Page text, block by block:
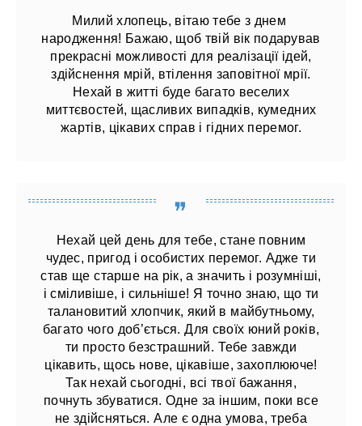
Милий хлопець, вітаю тебе з днем ​​
народження! Бажаю, щоб твій вік подарував
прекрасні можливості для реалізації ідей,
здійснення мрій, втілення заповітної мрії.
Нехай в житті буде багато веселих
миттєвостей, щасливих випадків, кумедних
жартів, цікавих справ і гідних перемог.
Нехай цей день для тебе, стане повним
чудес, пригод і особистих перемог. Адже ти
став ще старше на рік, а значить і розумніші,
і сміливіше, і сильніше! Я точно знаю, що ти
талановитий хлопчик, який в майбутньому,
багато чого доб’ється. Для своїх юний років,
ти просто безстрашний. Тебе завжди
цікавить, щось нове, цікавіше, захоплююче!
Так нехай сьогодні, всі твої бажання,
почнуть збуватися. Одне за іншим, поки все
не здійсняться. Але є одна умова, треба